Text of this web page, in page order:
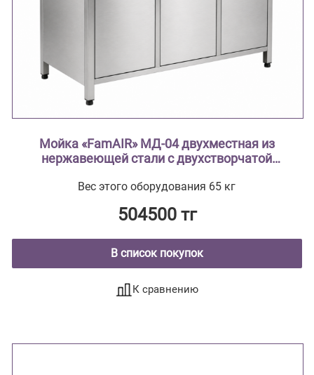
Мойка «FamAIR» МД-04 двухместная из
нержавеющей стали с двухстворчатой
тумба из нержавеющей стали , мойки
столешницу)
Вес этого оборудования 65 кг
504500 тг
В список покупок
К сравнению